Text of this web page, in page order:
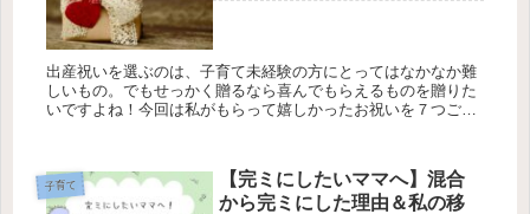
出産祝いを選ぶのは、子育て未経験の方にとってはなかなか難
しいもの。でもせっかく贈るなら喜んでもらえるものを贈りた
いですよね！今回は私がもらって嬉しかったお祝いを７つご紹
子育て
【完ミにしたいママへ】混合
から完ミにした理由＆私の移